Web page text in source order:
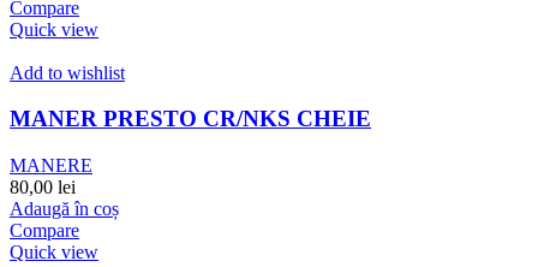
Compare
Quick view
Add to wishlist
MANER PRESTO CR/NKS CHEIE
MANERE
80,00 lei
Adaugă în coș
Compare
Quick view